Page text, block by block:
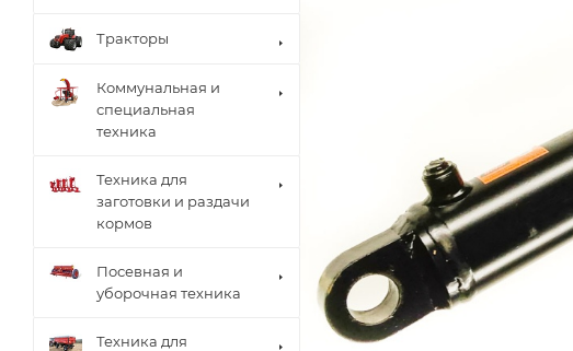
Тракторы
Коммунальная и
специальная
техника
Техника для
заготовки и раздачи
кормов
Посевная и
уборочная техника
Техника для